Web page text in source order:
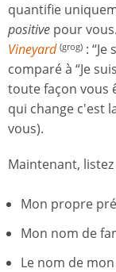
quantifie
positive pour
Vineyard (grog) :
comparé à “Je
toute façon vous
qui change c'est
vous).
Maintenant,
Mon propre
Mon nom de
Le nom de